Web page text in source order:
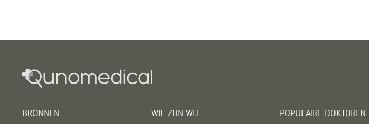
BRONNEN WIE ZIJN WIJ POPULAIRE DOKTOREN